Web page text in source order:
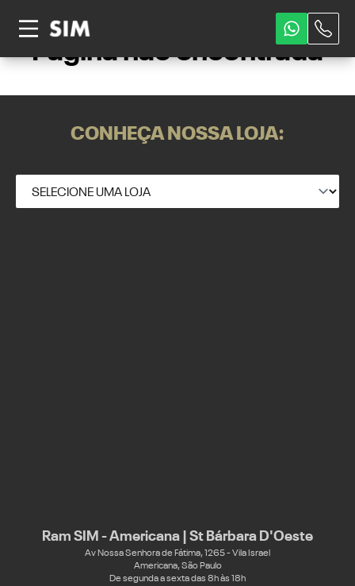
Página não encontrada
CONHEÇA NOSSA LOJA:
Ram SIM - Americana | St Bárbara D'Oeste
Av Nossa Senhora de Fátima, 1265 - Vila Israel
Americana, São Paulo
De segunda a sexta das 8h às 18h